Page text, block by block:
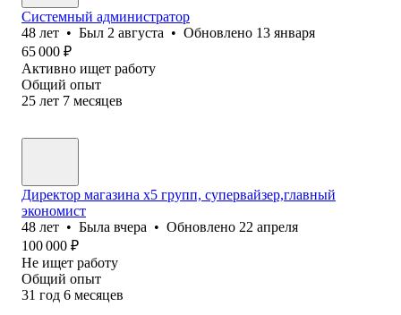
Системный администратор
48 лет • Был 2 августа • Обновлено 13 января
65 000 ₽
Активно ищет работу
Общий опыт
25 лет 7 месяцев
Директор магазина х5 групп, супервайзер,главный
экономист
48 лет • Была вчера • Обновлено 22 апреля
100 000 ₽
Не ищет работу
Общий опыт
31 год 6 месяцев